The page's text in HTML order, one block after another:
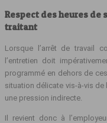
Respect des heures de
traitant
Lorsque l’arrêt de travail
l’entretien doit
programmé en dehors de
situation délicate vis‑à‑vis
une pression indirecte.
Il revient donc à